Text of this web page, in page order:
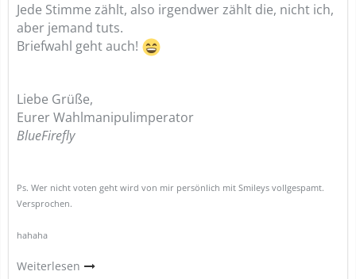
Jede Stimme zählt, also irgendwer zählt die, nicht ich,
aber jemand tuts.
Briefwahl geht auch!
Liebe Grüße,
Eurer Wahlmanipulimperator
BlueFirefly
Ps. Wer nicht voten geht wird von mir persönlich mit Smileys vollgespamt.
Versprochen.
hahaha
Weiterlesen